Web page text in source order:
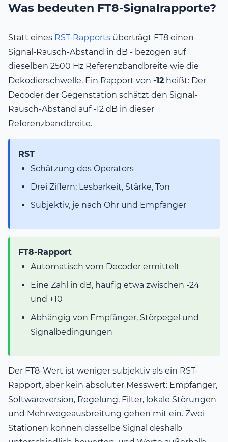
Was bedeuten FT8-Signalrapporte?
Statt eines RST-Rapports überträgt FT8 einen
Signal-Rausch-Abstand in dB - bezogen auf
dieselben 2500 Hz Referenzbandbreite wie die
Dekodierschwelle. Ein Rapport von -12 heißt: Der
Decoder der Gegenstation schätzt den Signal-
Rausch-Abstand auf -12 dB in dieser
Referenzbandbreite.
RST
Schätzung des Operators
Drei Ziffern: Lesbarkeit, Stärke, Ton
Subjektiv, je nach Ohr und Empfänger
FT8-Rapport
Automatisch vom Decoder ermittelt
Eine Zahl in dB, häufig etwa zwischen -24
und +10
Abhängig von Empfänger, Störpegel und
Signalbedingungen
Der FT8-Wert ist weniger subjektiv als ein RST-
Rapport, aber kein absoluter Messwert: Empfänger,
Softwareversion, Regelung, Filter, lokale Störungen
und Mehrwegeausbreitung gehen mit ein. Zwei
Stationen können dasselbe Signal deshalb